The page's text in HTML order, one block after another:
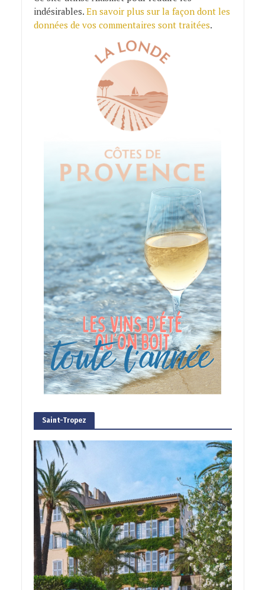
indésirables. En savoir plus sur la façon dont les
données de vos commentaires sont traitées.
Saint-Tropez